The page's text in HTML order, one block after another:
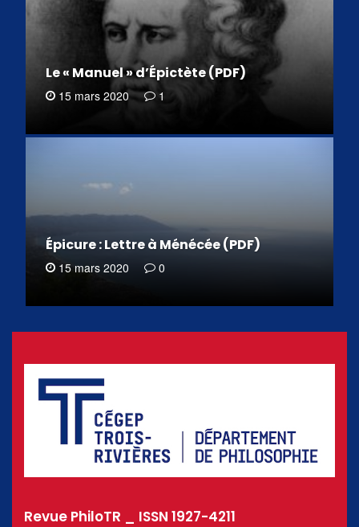
Le « Manuel » d’Épictète (PDF)
15 mars 2020 1
Épicure : Lettre à Ménécée (PDF)
15 mars 2020 0
Revue PhiloTR _ ISSN 1927-4211